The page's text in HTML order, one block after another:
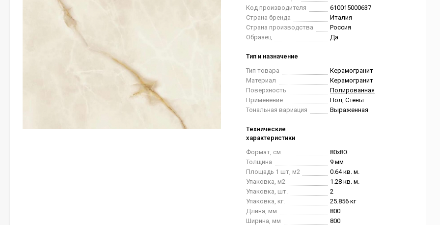
Код производителя
610015000637
Страна бренда
Италия
Страна производства
Россия
Образец
Да
Тип и назначение
Тип товара
Керамогранит
Материал
Керамогранит
Поверхность
Полированная
Применение
Пол, Стены
Тональная вариация
Выраженная
Технические
характеристики
Формат, см.
80x80
Толщина
9 мм
Площадь 1 шт, м2
0.64 кв. м.
Упаковка, м2
1.28 кв. м.
Упаковка, шт.
2
Упаковка, кг.
25.856 кг
Длина, мм
800
Ширина, мм
800